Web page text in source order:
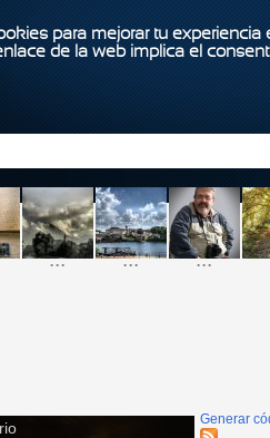
para mejorar tu experiencia
de la web implica el
... ... ...
Generar